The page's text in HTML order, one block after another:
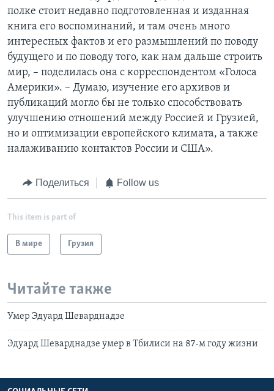
полке стоит недавно подготовленная и изданная
книга его воспоминаний, и там очень много
интересных фактов и его размышлений по поводу
будущего и по поводу того, как нам дальше строить
мир, – поделилась она с корреспондентом «Голоса
Америки». – Думаю, изучение его архивов и
публикаций могло бы не только способствовать
улучшению отношений между Россией и Грузией,
но и оптимизации европейского климата, а также
налаживанию контактов России и США».
Поделиться Follow us
This item is part of
В мире Грузия
Читайте также
Умер Эдуард Шеварднадзе
Эдуард Шеварднадзе умер в Тбилиси на 87-м году жизни